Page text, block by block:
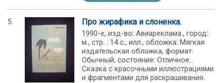
5 Про жирафика и слоненка.
1990-е, изд-во: Авиареклама., город:
м., стр. : 14 с., илл., обложка: Мягкая
издательская обложка, формат:
Обычный, состояние: Отличное. .
Сказка с красочными иллюстрациями
и фрагментами для раскрашивания.